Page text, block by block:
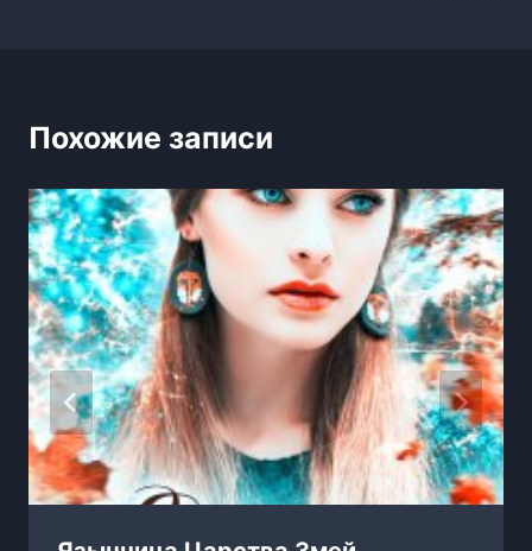
Похожие записи